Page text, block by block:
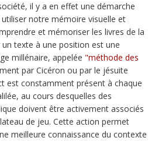
il y a en effet une démarche
notre mémoire visuelle et
et mémoriser les livres de la
texte à une position est une
millénaire, appelée "méthode des
par Cicéron ou par le jésuite
est constamment présent à chaque
au cours desquelles des
doivent être activement associés
de jeu. Cette action permet
meilleure connaissance du contexte